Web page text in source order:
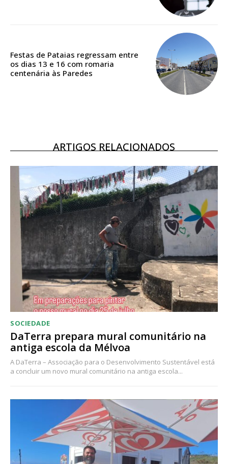
DIGITAL ANUAL
16€
12 meses
Acesso ao conteúdo online
Acesso aos conteúdos Exclusivos para
assinantes
Ofertas para assinatura anual
Escolha o plano
Festas de Pataias regressam entre
os dias 13 e 16 com romaria
centenária às Paredes
ARTIGOS RELACIONADOS
SOCIEDADE
DaTerra prepara mural comunitário na
antiga escola da Mélvoa
A DaTerra – Associação para o Desenvolvimento Sustentável está
a concluir um novo mural comunitário na antiga escola...